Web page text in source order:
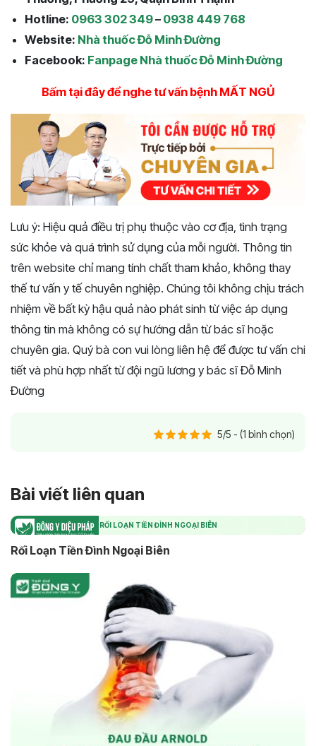
Hotline: 0963 302 349– 0938 449 768
Website: Nhà thuốc Đỗ Minh Đường
Facebook: Fanpage Nhà thuốc Đỗ Minh Đường
Bấm tại đây để nghe tư vấn bệnh MẤT NGỦ
Lưu ý: Hiệu quả điều trị phụ thuộc vào cơ địa, tình trạng
sức khỏe và quá trình sử dụng của mỗi người. Thông tin
trên website chỉ mang tính chất tham khảo, không thay
thế tư vấn y tế chuyên nghiệp. Chúng tôi không chịu trách
nhiệm về bất kỳ hậu quả nào phát sinh từ việc áp dụng
thông tin mà không có sự hướng dẫn từ bác sĩ hoặc
chuyên gia. Quý bà con vui lòng liên hệ để được tư vấn chi
tiết và phù hợp nhất từ đội ngũ lương y bác sĩ Đỗ Minh
Đường
5/5 - (1 bình chọn)
Bài viết liên quan
RỐI LOẠN TIỀN ĐÌNH NGOẠI BIÊN
Rối Loạn Tiền Đình Ngoại Biên